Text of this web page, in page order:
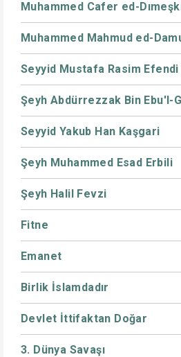
Muhammed Cafer ed-
Muhammed Mahmud ed-
Seyyid Mustafa Rasim Efendi
Şeyh Abdürrezzak Bin Ebu'l-
Seyyid Yakub Han Kaşgari
Şeyh Muhammed Esad Erbili
Şeyh Halil Fevzi
Fitne
Emanet
Birlik İslamdadır
Devlet İttifaktan Doğar
3. Dünya Savaşı